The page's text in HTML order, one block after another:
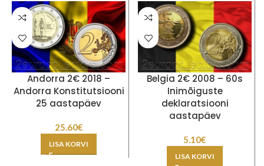
Andorra 2€ 2018 –
Andorra Konstitutsiooni
25 aastapäev
25.60€
LISA KORVI
Belgia 2€ 2008 – 60s
Inimõiguste
deklaratsiooni
aastapäev
5.10€
LISA KORVI